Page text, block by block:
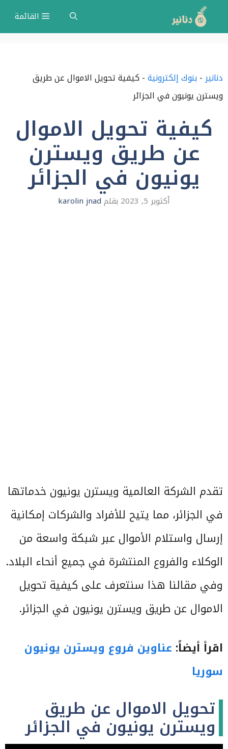
انتقل
إلى
القائمة
دنانير-بنوك إلكترونية-كيفية تحويل الاموال عن طريق
ويسترن يونيون في الجزائر
كيفية تحويل الاموال
عن طريق ويسترن
يونيون في الجزائر
أكتوبر 5, 2023 بقلم karolin jnad
تقدم الشركة العالمية ويسترن يونيون خدماتها
في الجزائر، مما يتيح للأفراد والشركات إمكانية
إرسال واستلام الأموال عبر شبكة واسعة من
الوكلاء والفروع المنتشرة في جميع أنحاء البلاد.
وفي مقالنا هذا سنتعرف على كيفية تحويل
الاموال عن طريق ويسترن يونيون في الجزائر.
اقرأ أيضاً: عناوين فروع ويسترن يونيون
سوريا
تحويل الاموال عن طريق
ويسترن يونيون في الجزائر